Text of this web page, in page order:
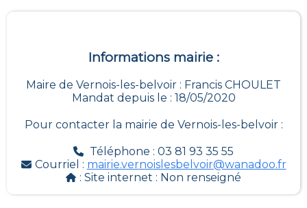
Informations mairie :
Maire de Vernois-les-belvoir : Francis CHOULET
Mandat depuis le : 18/05/2020
Pour contacter la mairie de Vernois-les-belvoir:
Téléphone : 03 81 93 35 55
Courriel : mairie.vernoislesbelvoir@wanadoo.fr
: Site internet : Non renseigné